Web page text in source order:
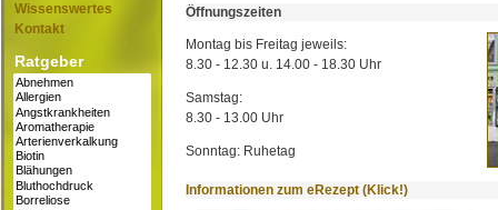
Wissenswertes
Kontakt
Ratgeber
Öffnungszeiten
Montag bis Freitag jeweils:
8.30 - 12.30 u. 14.00 - 18.30 Uhr
Samstag:
8.30 - 13.00 Uhr
Sonntag: Ruhetag
Informationen zum eRezept (Klick!)